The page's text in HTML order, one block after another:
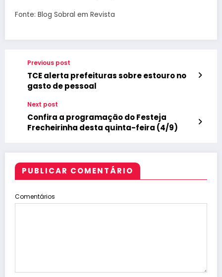
Fonte: Blog Sobral em Revista
Previous post
TCE alerta prefeituras sobre estouro no
gasto de pessoal
Next post
Confira a programação do Festeja
Frecheirinha desta quinta-feira (4/9)
PUBLICAR COMENTÁRIO
Comentários